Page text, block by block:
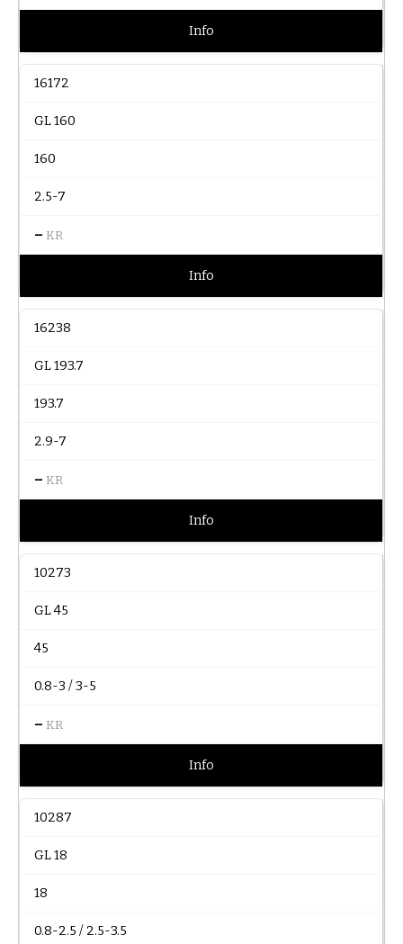
Info
16172
GL 160
160
2.5-7
– KR
Info
16238
GL 193.7
193.7
2.9-7
– KR
Info
10273
GL 45
45
0.8-3 / 3-5
– KR
Info
10287
GL 18
18
0.8-2.5 / 2.5-3.5